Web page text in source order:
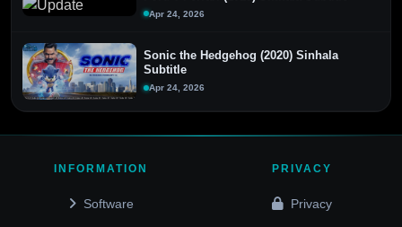
Apr 24, 2026
Sonic the Hedgehog (2020) Sinhala
Subtitle
Apr 24, 2026
INFORMATION
Software
PRIVACY
Privacy